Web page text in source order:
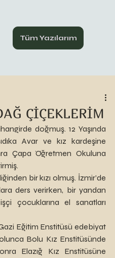
Tüm Yazılarım
ÇİÇEKLERİM
Avar ve kız kardeşine
Çapa Öğretmen Okuluna
ders verirken, bir yandan
çocuklarına el sanatları
Gazi Eğitim Enstitüsü edebiyat
Bolu Kız Enstitüsünde
Elazığ Kız Enstitüsüne